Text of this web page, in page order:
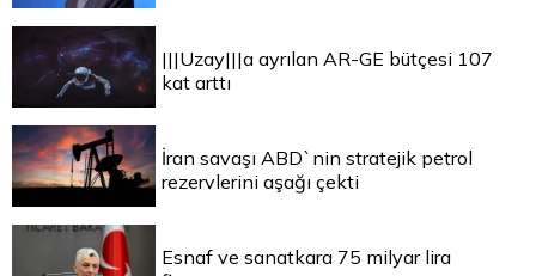
|||Uzay|||a ayrılan AR-GE bütçesi 107
kat arttı
İran savaşı ABD`nin stratejik petrol
rezervlerini aşağı çekti
Esnaf ve sanatkara 75 milyar lira